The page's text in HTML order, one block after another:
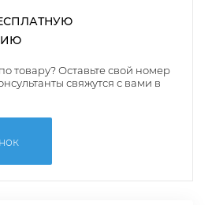
товару? Оставьте свой номер
свяжутся с вами в